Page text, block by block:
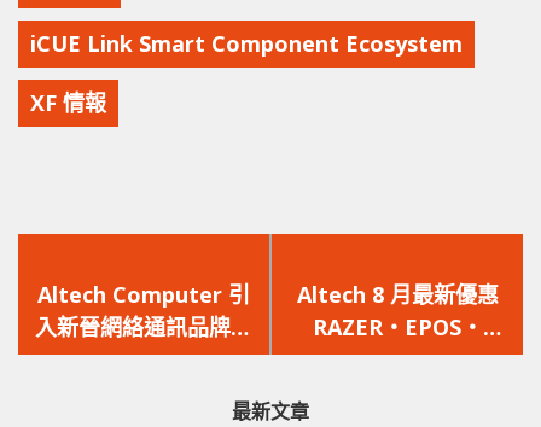
iCUE Link Smart Component Ecosystem
XF 情報
一
篇
文
Altech Computer 引
入新晉網絡通訊品牌
成為 Cudy 港澳獨家總
一
篇
文
Altech 8 月最新優惠
RAZER‧EPOS‧
BenQ‧Seasonic
最新文章